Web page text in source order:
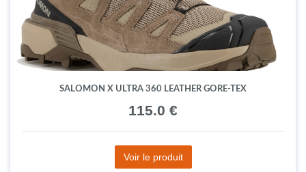
SALOMON X ULTRA 360 LEATHER GORE-TEX
115.0 €
Voir le produit